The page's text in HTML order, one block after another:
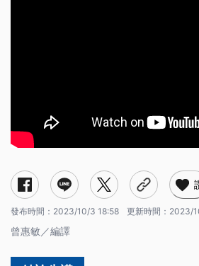
發布時間： 2023/10/3 18:58 更新時間： 2023/
曾惠敏／編譯